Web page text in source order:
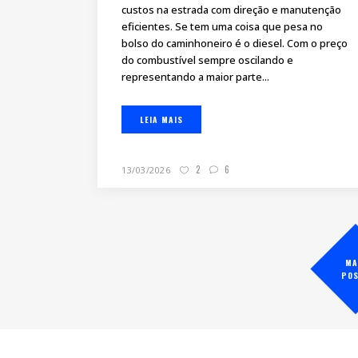
custos na estrada com direção e manutenção
eficientes. Se tem uma coisa que pesa no
bolso do caminhoneiro é o diesel. Com o preço
do combustível sempre oscilando e
representando a maior parte...
LEIA MAIS
13/03/2026 2 6